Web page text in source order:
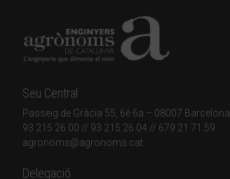
Seu Central
Passeig de Gràcia 55, 6è 6a – 08007 Barcelona
93 215 26 00 // 93 215 26 04 // 679 21 71 59
agronoms@agronoms.cat
Delegació